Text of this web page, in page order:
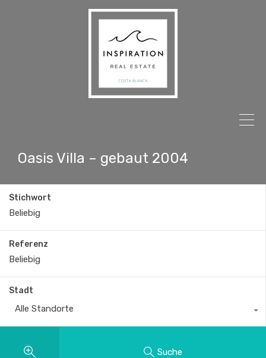
Oasis Villa – gebaut 2004
Stichwort
Referenz
Stadt
Alle Standorte
Suche